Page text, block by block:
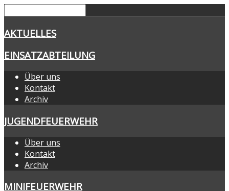
AKTUELLES
EINSATZABTEILUNG
Über uns
Kontakt
Archiv
JUGENDFEUERWEHR
Über uns
Kontakt
Archiv
MINIFEUERWEHR